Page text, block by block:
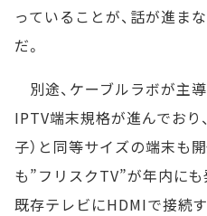
っていることが、話が進ま
だ。
別途、ケーブルラボが主
IPTV端末規格が進んでおり
子）と同等サイズの端末も
も”フリスクTV”が年内にも
既存テレビにHDMIで接続